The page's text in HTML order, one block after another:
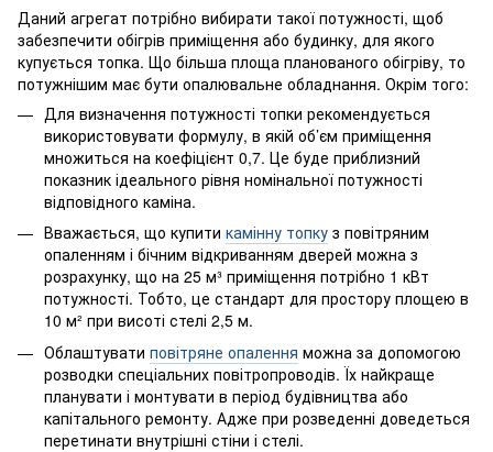
Даний агрегат потрібно вибирати такої потужності, щоб
забезпечити обігрів приміщення або будинку, для якого
купується топка. Що більша площа планованого обігріву, то
потужнішим має бути опалювальне обладнання. Окрім того:
Для визначення потужності топки рекомендується
використовувати формулу, в якій об’єм приміщення
множиться на коефіцієнт 0,7. Це буде приблизний
показник ідеального рівня номінальної потужності
відповідного каміна.
Вважається, що купити камінну топку з повітряним
опаленням і бічним відкриванням дверей можна з
розрахунку, що на 25 м³ приміщення потрібно 1 кВт
потужності. Тобто, це стандарт для простору площею в
10 м² при висоті стелі 2,5 м.
Облаштувати повітряне опалення можна за допомогою
розводки спеціальних повітропроводів. Їх найкраще
планувати і монтувати в період будівництва або
капітального ремонту. Адже при розведенні доведеться
перетинати внутрішні стіни і стелі.